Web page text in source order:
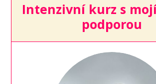
Intenzivní kurz s
podporou